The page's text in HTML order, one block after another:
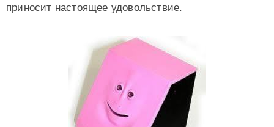
приносит настоящее удовольствие.